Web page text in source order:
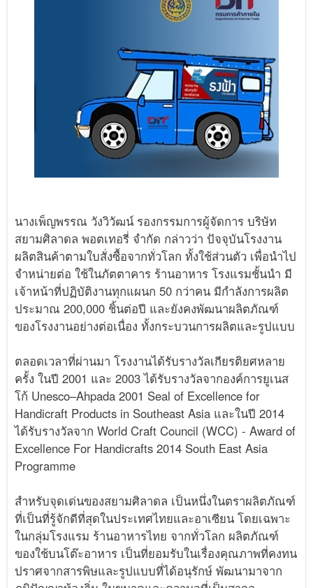
นางเพ็ญพรรณ วังวิวัฒน์ รองกรรมการผู้จัดการ บริษัท
สยามศิลาดล พอตเทอรี่ จำกัด กล่าวว่า ปัจจุบันโรงงาน
ผลิตสินค้าตามใบสั่งซื้อจากทั่วโลก ทั้งใช้ส่วนตัว เพื่อนำไป
จำหน่ายต่อ ใช้ในภัตตาคาร ร้านอาหาร โรงแรมชั้นนำ มี
เจ้าหน้าที่ปฏิบัติงานทุกแผนก 50 กว่าคน มีกำลังการผลิต
ประมาณ 200,000 ชิ้นต่อปี และยังคงพัฒนาผลิตภัณฑ์
ของโรงงานอย่างต่อเนื่อง ทั้งกระบวนการผลิตและรูปแบบ
ตลอดเวลาที่ผ่านมา โรงงานได้รับรางวัลเกียรติยศหลาย
ครั้ง ในปี 2001 และ 2003 ได้รับรางวัลจากองค์การยูเนส
โก้ Unesco–Ahpada 2001 Seal of Excellence for
Handicraft Products in Southeast Asia และในปี 2014
ได้รับรางวัลจาก World Craft Council (WCC) - Award of
Excellence For Handicrafts 2014 South East Asia
Programme
สำหรับจุดเด่นของสยามศิลาดล เป็นหนึ่งในตราผลิตภัณฑ์
ที่เป็นที่รู้จักดีที่สุดในประเทศไทยและอาเซียน โดยเฉพาะ
ในกลุ่มโรงแรม ร้านอาหารไทย จากทั่วโลก ผลิตภัณฑ์
ของใช้บนโต๊ะอาหาร เป็นที่ยอมรับในเรื่องคุณภาพที่คงทน
ปราศจากสารพิษและรูปแบบที่ได้อนุรักษ์ พัฒนามาจาก